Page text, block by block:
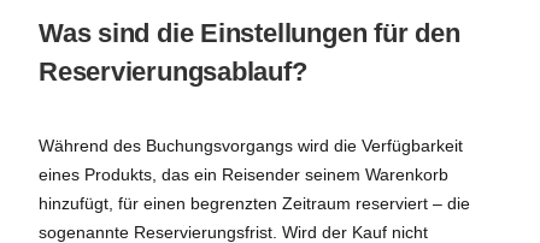
Was sind die Einstellungen für den
Reservierungsablauf?
Während des Buchungsvorgangs wird die Verfügbarkeit
eines Produkts, das ein Reisender seinem Warenkorb
hinzufügt, für einen begrenzten Zeitraum reserviert – die
sogenannte Reservierungsfrist. Wird der Kauf nicht